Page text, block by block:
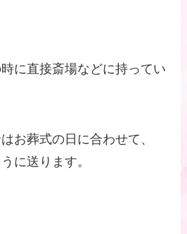
に直接斎場などに持ってい
お葬式の日に合わせて、
に送ります。